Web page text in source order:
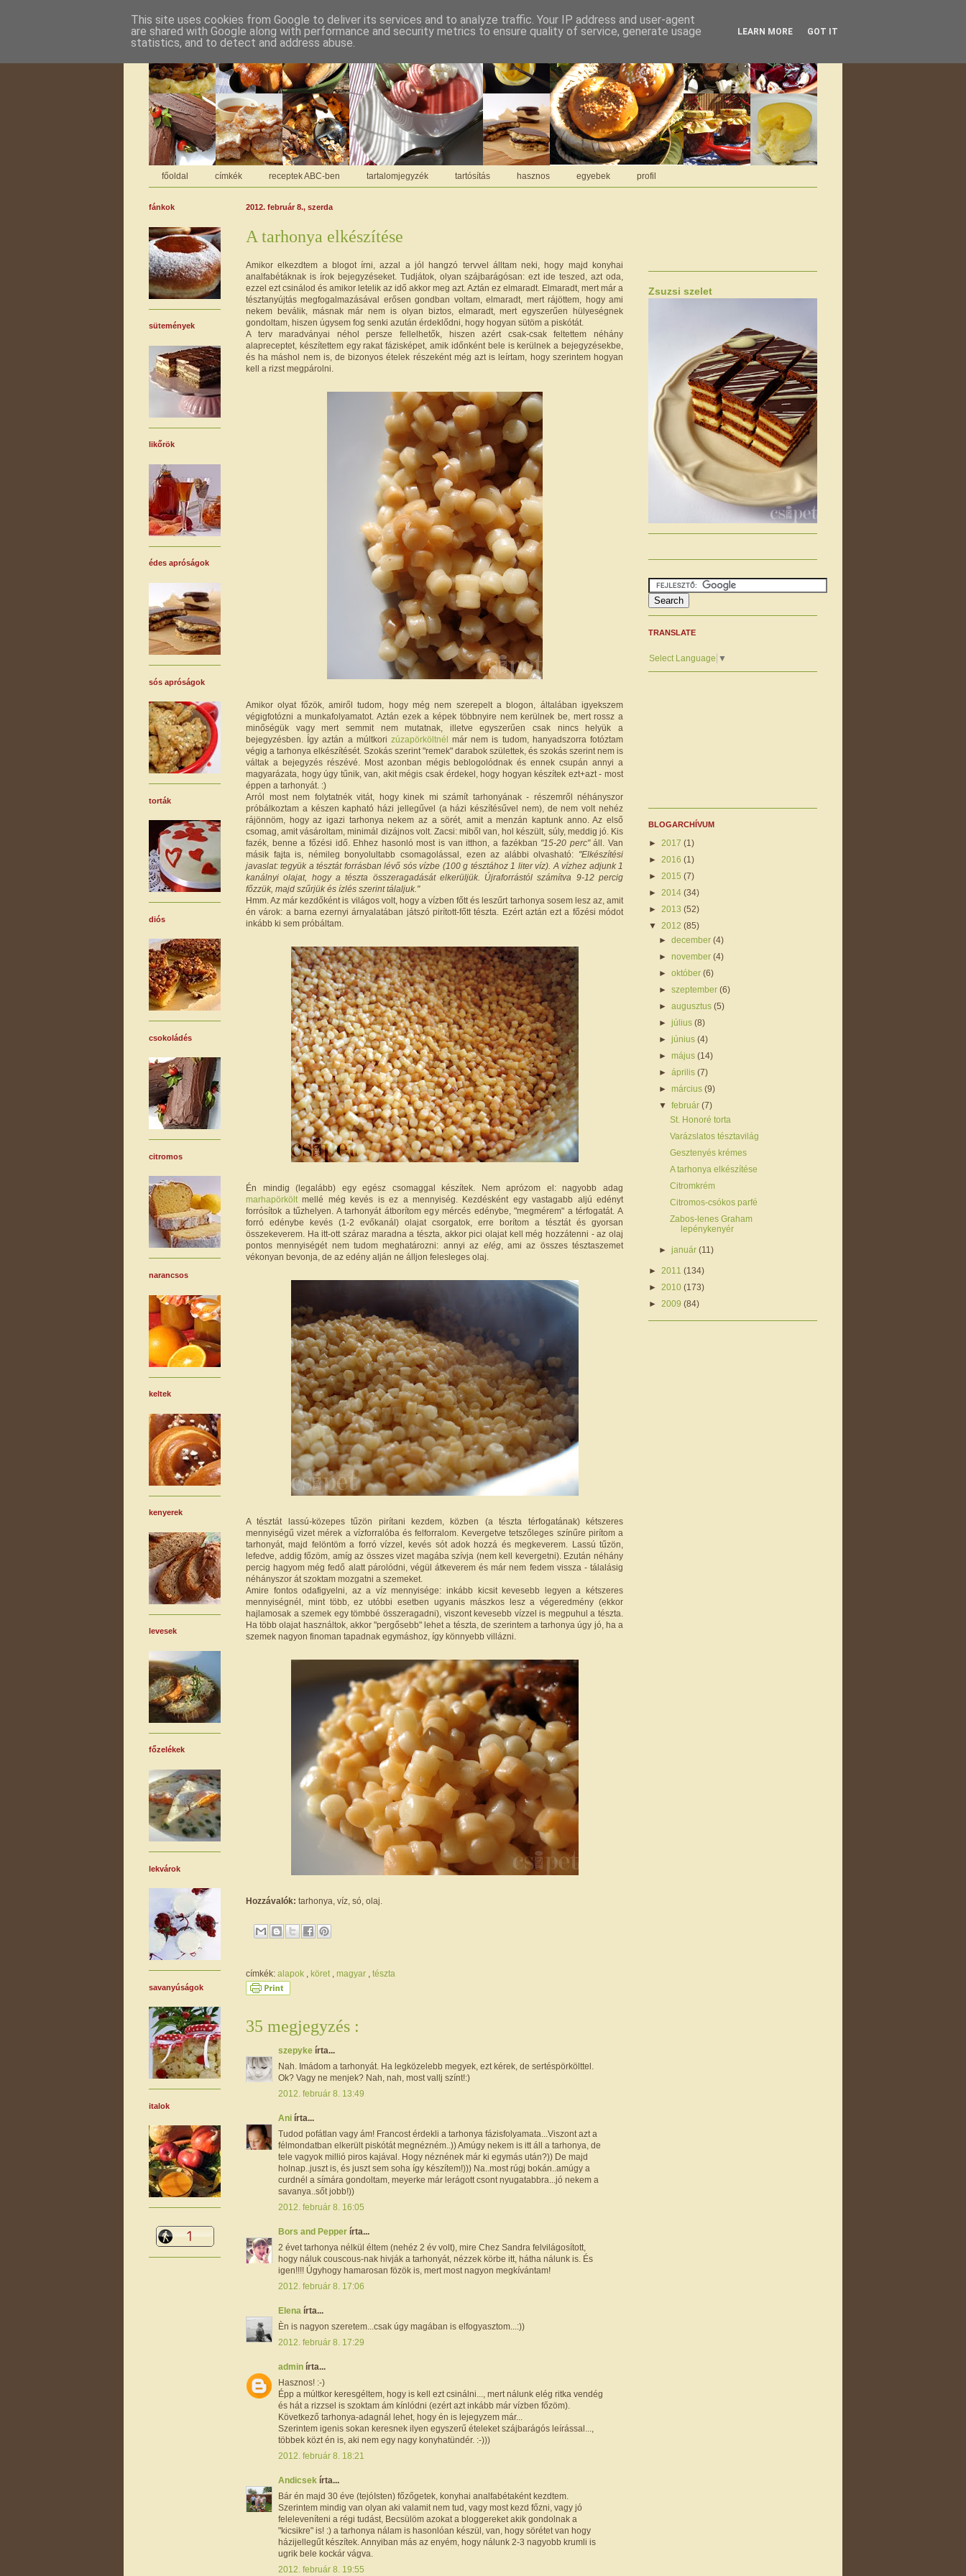
főoldal címkék receptek ABC-ben tartalomjegyzék tartósítás hasznos egyebek profil
2012. február 8., szerda
A tarhonya elkészítése
Amikor elkezdtem a blogot írni, azzal a jól hangzó tervvel álltam neki, hogy majd konyhai
analfabétáknak is írok bejegyzéseket. Tudjátok, olyan szájbarágósan: ezt ide teszed, azt oda,
ezzel ezt csinálod és amikor letelik az idő akkor meg azt. Aztán ez elmaradt. Elmaradt, mert már a
tésztanyújtás megfogalmazásával erősen gondban voltam, elmaradt, mert rájöttem, hogy ami
nekem beválik, másnak már nem is olyan biztos, elmaradt, mert egyszerűen hülyeségnek
gondoltam, hiszen úgysem fog senki azután érdeklődni, hogy hogyan sütöm a piskótát.
A terv maradványai néhol persze fellelhetők, hiszen azért csak-csak feltettem néhány
alapreceptet, készítettem egy rakat fázisképet, amik időnként bele is kerülnek a bejegyzésekbe,
és ha máshol nem is, de bizonyos ételek részeként még azt is leírtam, hogy szerintem hogyan
kell a rizst megpárolni.
Amikor olyat főzök, amiről tudom, hogy még nem szerepelt a blogon, általában igyekszem
végigfotózni a munkafolyamatot. Aztán ezek a képek többnyire nem kerülnek be, mert rossz a
minőségük vagy mert semmit nem mutatnak, illetve egyszerűen csak nincs helyük a
bejegyzésben. Így aztán a múltkori zúzapörköltnél már nem is tudom, hanyadszorra fotóztam
végig a tarhonya elkészítését. Szokás szerint "remek" darabok születtek, és szokás szerint nem is
váltak a bejegyzés részévé. Most azonban mégis beblogolódnak és ennek csupán annyi a
magyarázata, hogy úgy tűnik, van, akit mégis csak érdekel, hogy hogyan készítek ezt+azt - most
éppen a tarhonyát. :)
Arról most nem folytatnék vitát, hogy kinek mi számít tarhonyának - részemről néhányszor
próbálkoztam a készen kapható házi jellegűvel (a házi készítésűvel nem), de nem volt nehéz
rájönnöm, hogy az igazi tarhonya nekem az a sörét, amit a menzán kaptunk anno. Az első
csomag, amit vásároltam, minimál dizájnos volt. Zacsi: miből van, hol készült, súly, meddig jó. Kis
fazék, benne a főzési idő. Ehhez hasonló most is van itthon, a fazékban "15-20 perc"áll. Van
másik fajta is, némileg bonyolultabb csomagolással, ezen az alábbi olvasható: "Elkészítési
javaslat: tegyük a tésztát forrásban lévő sós vízbe (100 g tésztához 1 liter víz). A vízhez adjunk 1
kanálnyi olajat, hogy a tészta összeragadását elkerüljük. Újraforrástól számítva 9-12 percig
főzzük, majd szűrjük és ízlés szerint tálaljuk."
Hmm. Az már kezdőként is világos volt, hogy a vízben főtt és leszűrt tarhonya sosem lesz az, amit
én várok: a barna ezernyi árnyalatában játszó pirított-főtt tészta. Ezért aztán ezt a főzési módot
inkább ki sem próbáltam.
Én mindig (legalább) egy egész csomaggal készítek. Nem aprózom el: nagyobb adag
marhapörkölt mellé még kevés is ez a mennyiség. Kezdésként egy vastagabb aljú edényt
forrósítok a tűzhelyen. A tarhonyát átborítom egy mércés edénybe, "megmérem" a térfogatát. A
forró edénybe kevés (1-2 evőkanál) olajat csorgatok, erre borítom a tésztát és gyorsan
összekeverem. Ha itt-ott száraz maradna a tészta, akkor pici olajat kell még hozzátenni - az olaj
pontos mennyiségét nem tudom meghatározni: annyi az elég, ami az összes tésztaszemet
vékonyan bevonja, de az edény alján ne álljon felesleges olaj.
A tésztát lassú-közepes tűzön pirítani kezdem, közben (a tészta térfogatának) kétszeres
mennyiségű vizet mérek a vízforralóba és felforralom. Kevergetve tetszőleges színűre pirítom a
tarhonyát, majd felöntöm a forró vízzel, kevés sót adok hozzá és megkeverem. Lassú tűzön,
lefedve, addig főzöm, amíg az összes vizet magába szívja (nem kell kevergetni). Ezután néhány
percig hagyom még fedő alatt párolódni, végül átkeverem és már nem fedem vissza - tálalásig
néhányszor át szoktam mozgatni a szemeket.
Amire fontos odafigyelni, az a víz mennyisége: inkább kicsit kevesebb legyen a kétszeres
mennyiségnél, mint több, ez utóbbi esetben ugyanis mászkos lesz a végeredmény (ekkor
hajlamosak a szemek egy tömbbé összeragadni), viszont kevesebb vízzel is megpuhul a tészta.
Ha több olajat használtok, akkor "pergősebb" lehet a tészta, de szerintem a tarhonya úgy jó, ha a
szemek nagyon finoman tapadnak egymáshoz, így könnyebb villázni.
Hozzávalók: tarhonya, víz, só, olaj.
címkék: alapok köret magyar tészta
35 megjegyzés :
szepyke írta...
Nah. Imádom a tarhonyát. Ha legközelebb megyek, ezt kérek, de sertéspörkölttel.
Ok? Vagy ne menjek? Nah, nah, most vallj színt!:)
2012. február 8. 13:49
Ani írta...
Tudod pofátlan vagy ám! Francost érdekli a tarhonya fázisfolyamata...Viszont azt a
félmondatban elkerült piskótát megnézném..)) Amúgy nekem is itt áll a tarhonya, de
tele vagyok millió piros kajával. Hogy néznének már ki egymás után?)) De majd
holnap..juszt is, és juszt sem soha így készítem!))) Na..most rúgj bokán..amúgy a
curdnél a símára gondoltam, meyerke már lerágott csont nyugatabbra...jó nekem a
savanya..sőt jobb!))
2012. február 8. 16:05
Bors and Pepper írta...
2 évet tarhonya nélkül éltem (nehéz 2 év volt), mire Chez Sandra felvilágosított,
hogy náluk couscous-nak hivják a tarhonyát, nézzek körbe itt, hátha nálunk is. És
igen!!!! Úgyhogy hamarosan fözök is, mert most nagyon megkívántam!
2012. február 8. 17:06
Elena írta...
Èn is nagyon szeretem...csak úgy magában is elfogyasztom...:))
2012. február 8. 17:29
admin írta...
Hasznos! :-)
Épp a múltkor keresgéltem, hogy is kell ezt csinálni..., mert nálunk elég ritka vendég
és hát a rizzsel is szoktam ám kínlódni (ezért azt inkább már vízben főzöm).
Következő tarhonya-adagnál lehet, hogy én is lejegyzem már...
Szerintem igenis sokan keresnek ilyen egyszerű ételeket szájbarágós leírással...,
többek közt én is, aki nem egy nagy konyhatündér. :-)))
2012. február 8. 18:21
Andicsek írta...
Bár én majd 30 éve (tejóIsten) főzőgetek, konyhai analfabétaként kezdtem.
Szerintem mindig van olyan aki valamit nem tud, vagy most kezd főzni, vagy jó
feleleveníteni a régi tudást, Becsülöm azokat a bloggereket akik gondolnak a
"kicsikre" is! :) a tarhonya nálam is hasonlóan készül, van, hogy sörétet van hogy
házijellegűt készítek. Annyiban más az enyém, hogy nálunk 2-3 nagyobb krumli is
ugrik bele kockár vágva.
2012. február 8. 19:55
fánkok
sütemények
likőrök
édes apróságok
sós apróságok
torták
diós
csokoládés
citromos
narancsos
keltek
kenyerek
levesek
főzelékek
lekvárok
savanyúságok
italok
Zsuzsi szelet
TRANSLATE
Select Language ▼
BLOGARCHÍVUM
► 2017 (1)
► 2016 (1)
► 2015 (7)
► 2014 (34)
► 2013 (52)
▼ 2012 (85)
►december(4)
►november(4)
►október(6)
►szeptember(6)
►augusztus(5)
►július(8)
►június(4)
►május(14)
►április(7)
►március(9)
▼február(7)
St. Honoré torta
Varázslatos tésztavilág
Gesztenyés krémes
A tarhonya elkészítése
Citromkrém
Citromos-csókos parfé
Zabos-lenes Graham
lepénykenyér
►január(11)
► 2011 (134)
► 2010 (173)
► 2009 (84)
This site uses cookies from Google to deliver its services and to analyze traffic. Your IP address and user-agent
are shared with Google along with performance and security metrics to ensure quality of service, generate usage
statistics, and to detect and address abuse.
LEARN MORE GOT IT